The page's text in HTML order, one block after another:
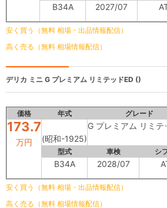
B34A 2027/07
安く買う（無料 相場・出品情報配信）
高く売る（無料 相場情報配信）
デリカ ミニ G プレミアム リミテッドED ()
価格 年式 グレード
173.7
万円 (昭和-1925)
G プレミアム リミテ
型式 車検 シ
B34A 2028/07
安く買う（無料 相場・出品情報配信）
高く売る（無料 相場情報配信）